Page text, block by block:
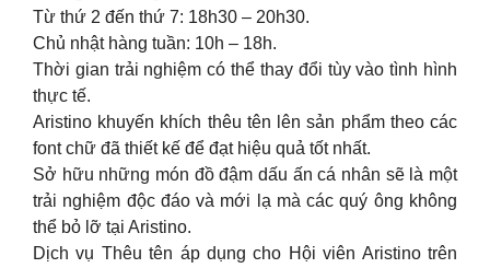
Từ thứ 2 đến thứ 7: 18h30 – 20h30.
Chủ nhật hàng tuần: 10h – 18h.
Thời gian trải nghiệm có thể thay đổi tùy vào tình hình
thực tế.
Aristino khuyến khích thêu tên lên sản phẩm theo các
font chữ đã thiết kế để đạt hiệu quả tốt nhất.
Sở hữu những món đồ đậm dấu ấn cá nhân sẽ là một
trải nghiệm độc đáo và mới lạ mà các quý ông không
thể bỏ lỡ tại Aristino.
Dịch vụ Thêu tên áp dụng cho Hội viên Aristino trên